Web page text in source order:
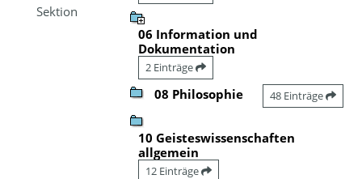
Sektion
06 Information und
Dokumentation
2 Einträge
08 Philosophie 48 Einträge
10 Geisteswissenschaften
allgemein
12 Einträge